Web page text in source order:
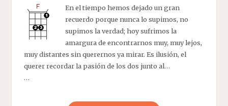
En el tiempo hemos dejado un gran
recuerdo porque nunca lo supimos, no
supimos la verdad; hoy sufrimos la
amargura de encontrarnos muy, muy lejos,
muy distantes sin querernos ya mirar. Es ilusión, el
querer recordar la pasión de los dos junto al…
…